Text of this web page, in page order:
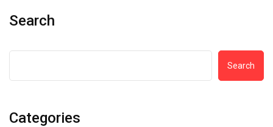
Search
Search
Categories